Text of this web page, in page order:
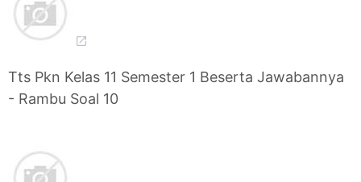
Tts Pkn Kelas 11 Semester 1 Beserta Jawabannya
- Rambu Soal 10